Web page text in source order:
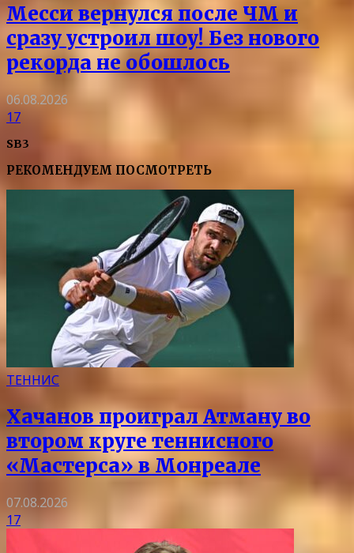
Месси вернулся после ЧМ и
сразу устроил шоу! Без нового
рекорда не обошлось
06.08.2026
17
SB3
РЕКОМЕНДУЕМ ПОСМОТРЕТЬ
ТЕННИС
Хачанов проиграл Атману во
втором круге теннисного
«Мастерса» в Монреале
07.08.2026
17